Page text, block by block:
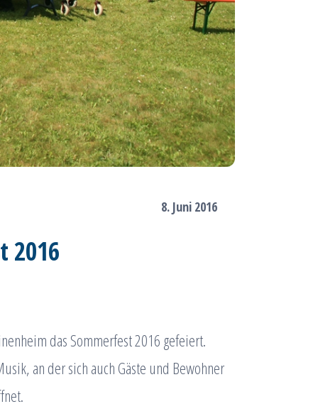
8. Juni 2016
2016
das Sommerfest 2016 gefeiert.
an der sich auch Gäste und Bewohner